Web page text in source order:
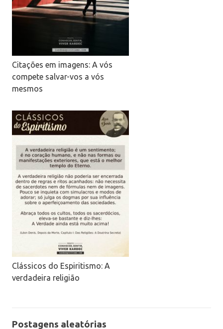
Citações em imagens: A vós
compete salvar-vos a vós
mesmos
Clássicos do Espiritismo: A
verdadeira religião
Postagens aleatórias